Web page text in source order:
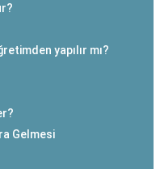
yapılır mı?
Gelmesi